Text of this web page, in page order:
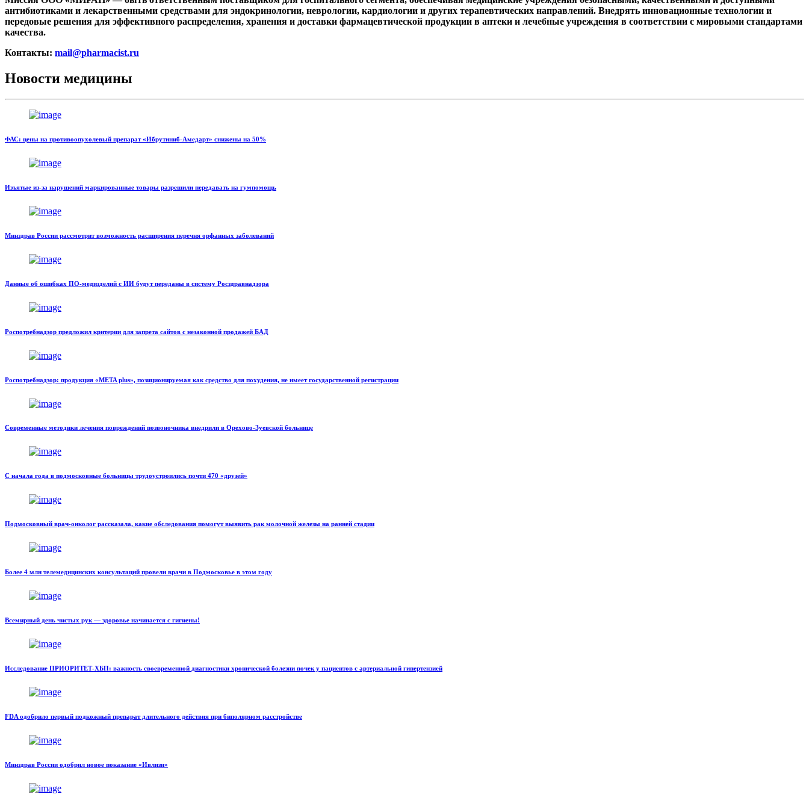
антибиотиками и лекарственными средствами для эндокринологии, неврологии, кардиологии и других терапевтических направлений. Внедрять инновационные технологии и
передовые решения для эффективного распределения, хранения и доставки фармацевтической продукции в аптеки и лечебные учреждения в соответствии с мировыми стандартами
качества.
Контакты: mail@pharmacist.ru
Новости медицины
ФАС: цены на противоопухолевый препарат «Ибрутиниб-Амедарт» снижены на 50%
Изъятые из-за нарушений маркированные товары разрешили передавать на гумпомощь
Минздрав России рассмотрит возможность расширения перечня орфанных заболеваний
Данные об ошибках ПО-медизделий с ИИ будут переданы в систему Росздравнадзора
Роспотребнадзор предложил критерии для запрета сайтов с незаконной продажей БАД
Роспотребнадзор: продукция «META plus», позиционируемая как средство для похудения, не имеет государственной регистрации
Современные методики лечения повреждений позвоночника внедрили в Орехово-Зуевской больнице
С начала года в подмосковные больницы трудоустроились почти 470 «друзей»
Подмосковный врач-онколог рассказала, какие обследования помогут выявить рак молочной железы на ранней стадии
Более 4 млн телемедицинских консультаций провели врачи в Подмосковье в этом году
Всемирный день чистых рук — здоровье начинается с гигиены!
Исследование ПРИОРИТЕТ-ХБП: важность своевременной диагностики хронической болезни почек у пациентов с артериальной гипертензией
FDA одобрило первый подкожный препарат длительного действия при биполярном расстройстве
Минздрав России одобрил новое показание «Ивлизи»